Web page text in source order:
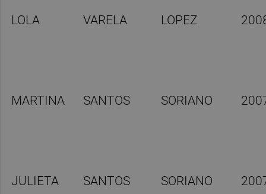
LOLA VARELA LOPEZ
MARTINA SANTOS SORIANO
JULIETA SANTOS SORIANO